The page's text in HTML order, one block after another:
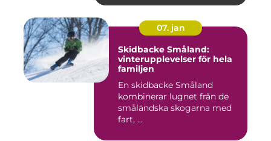
07. jan
Skidbacke Småland:
vinterupplevelser för hela
familjen
En skidbacke Småland
kombinerar lugnet från de
småländska skogarna med
fart, ...